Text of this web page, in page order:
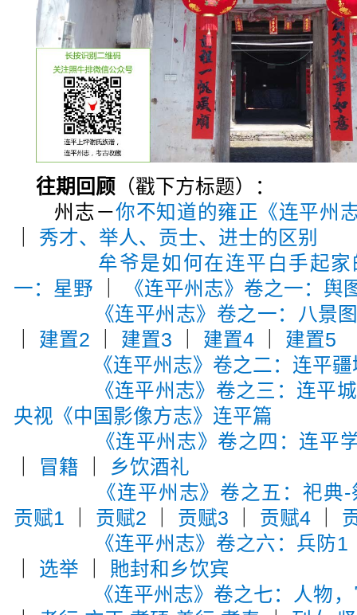
往期回顾 （戳下方标题）：
州志－你不知道的雍正《连平州
秀才、举人、贡士、进士的区别
牟爷是如何在连平白手起家
一：星野
《连平州志》卷之一：舆
《连平州志》卷之一：八景
建置2 建置3 建置4
建置5
《连平州志》卷之二：连平
《连平州志》卷之三：连平
央视《中国影像方志》连平篇
《连平州志》卷之四：连平
冒籍
乡饮酒礼
《连平州志》卷之五：祀典
贡赋1
贡赋2 贡赋3 贡赋4
《连平州志》卷之六：兵防1
选举
貤封和乡饮宾
《连平州志》卷之七：人物